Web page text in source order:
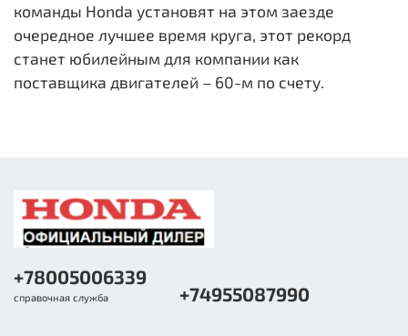
команды Honda установят на этом заезде
очередное лучшее время круга, этот рекорд
станет юбилейным для компании как
поставщика двигателей – 60-м по счету.
+78005006339
справочная служба +74955087990